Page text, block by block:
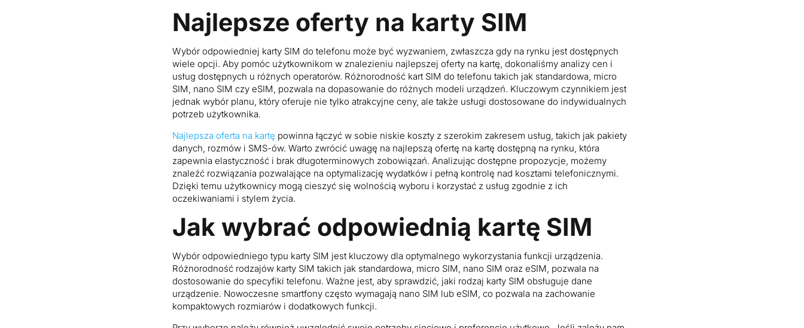
Najlepsze oferty na karty SIM
Wybór odpowiedniej karty SIM do telefonu może być wyzwaniem, zwłaszcza gdy na rynku jest dostępnych
wiele opcji. Aby pomóc użytkownikom w znalezieniu najlepszej oferty na kartę, dokonaliśmy analizy cen i
usług dostępnych u różnych operatorów. Różnorodność kart SIM do telefonu takich jak standardowa, micro
SIM, nano SIM czy eSIM, pozwala na dopasowanie do różnych modeli urządzeń. Kluczowym czynnikiem jest
jednak wybór planu, który oferuje nie tylko atrakcyjne ceny, ale także usługi dostosowane do indywidualnych
potrzeb użytkownika.
Najlepsza oferta na kartę powinna łączyć w sobie niskie koszty z szerokim zakresem usług, takich jak pakiety
danych, rozmów i SMS-ów. Warto zwrócić uwagę na najlepszą ofertę na kartę dostępną na rynku, która
zapewnia elastyczność i brak długoterminowych zobowiązań. Analizując dostępne propozycje, możemy
znaleźć rozwiązania pozwalające na optymalizację wydatków i pełną kontrolę nad kosztami telefonicznymi.
Dzięki temu użytkownicy mogą cieszyć się wolnością wyboru i korzystać z usług zgodnie z ich
oczekiwaniami i stylem życia.
Jak wybrać odpowiednią kartę SIM
Wybór odpowiedniego typu karty SIM jest kluczowy dla optymalnego wykorzystania funkcji urządzenia.
Różnorodność rodzajów karty SIM takich jak standardowa, micro SIM, nano SIM oraz eSIM, pozwala na
dostosowanie do specyfiki telefonu. Ważne jest, aby sprawdzić, jaki rodzaj karty SIM obsługuje dane
urządzenie. Nowoczesne smartfony często wymagają nano SIM lub eSIM, co pozwala na zachowanie
kompaktowych rozmiarów i dodatkowych funkcji.